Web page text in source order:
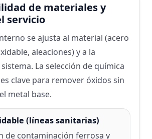
de materiales y
servicio
se ajusta al material (acero
aleaciones) y a la
La selección de química
clave para remover óxidos sin
metal base.
(líneas sanitarias)
de contaminación ferrosa y